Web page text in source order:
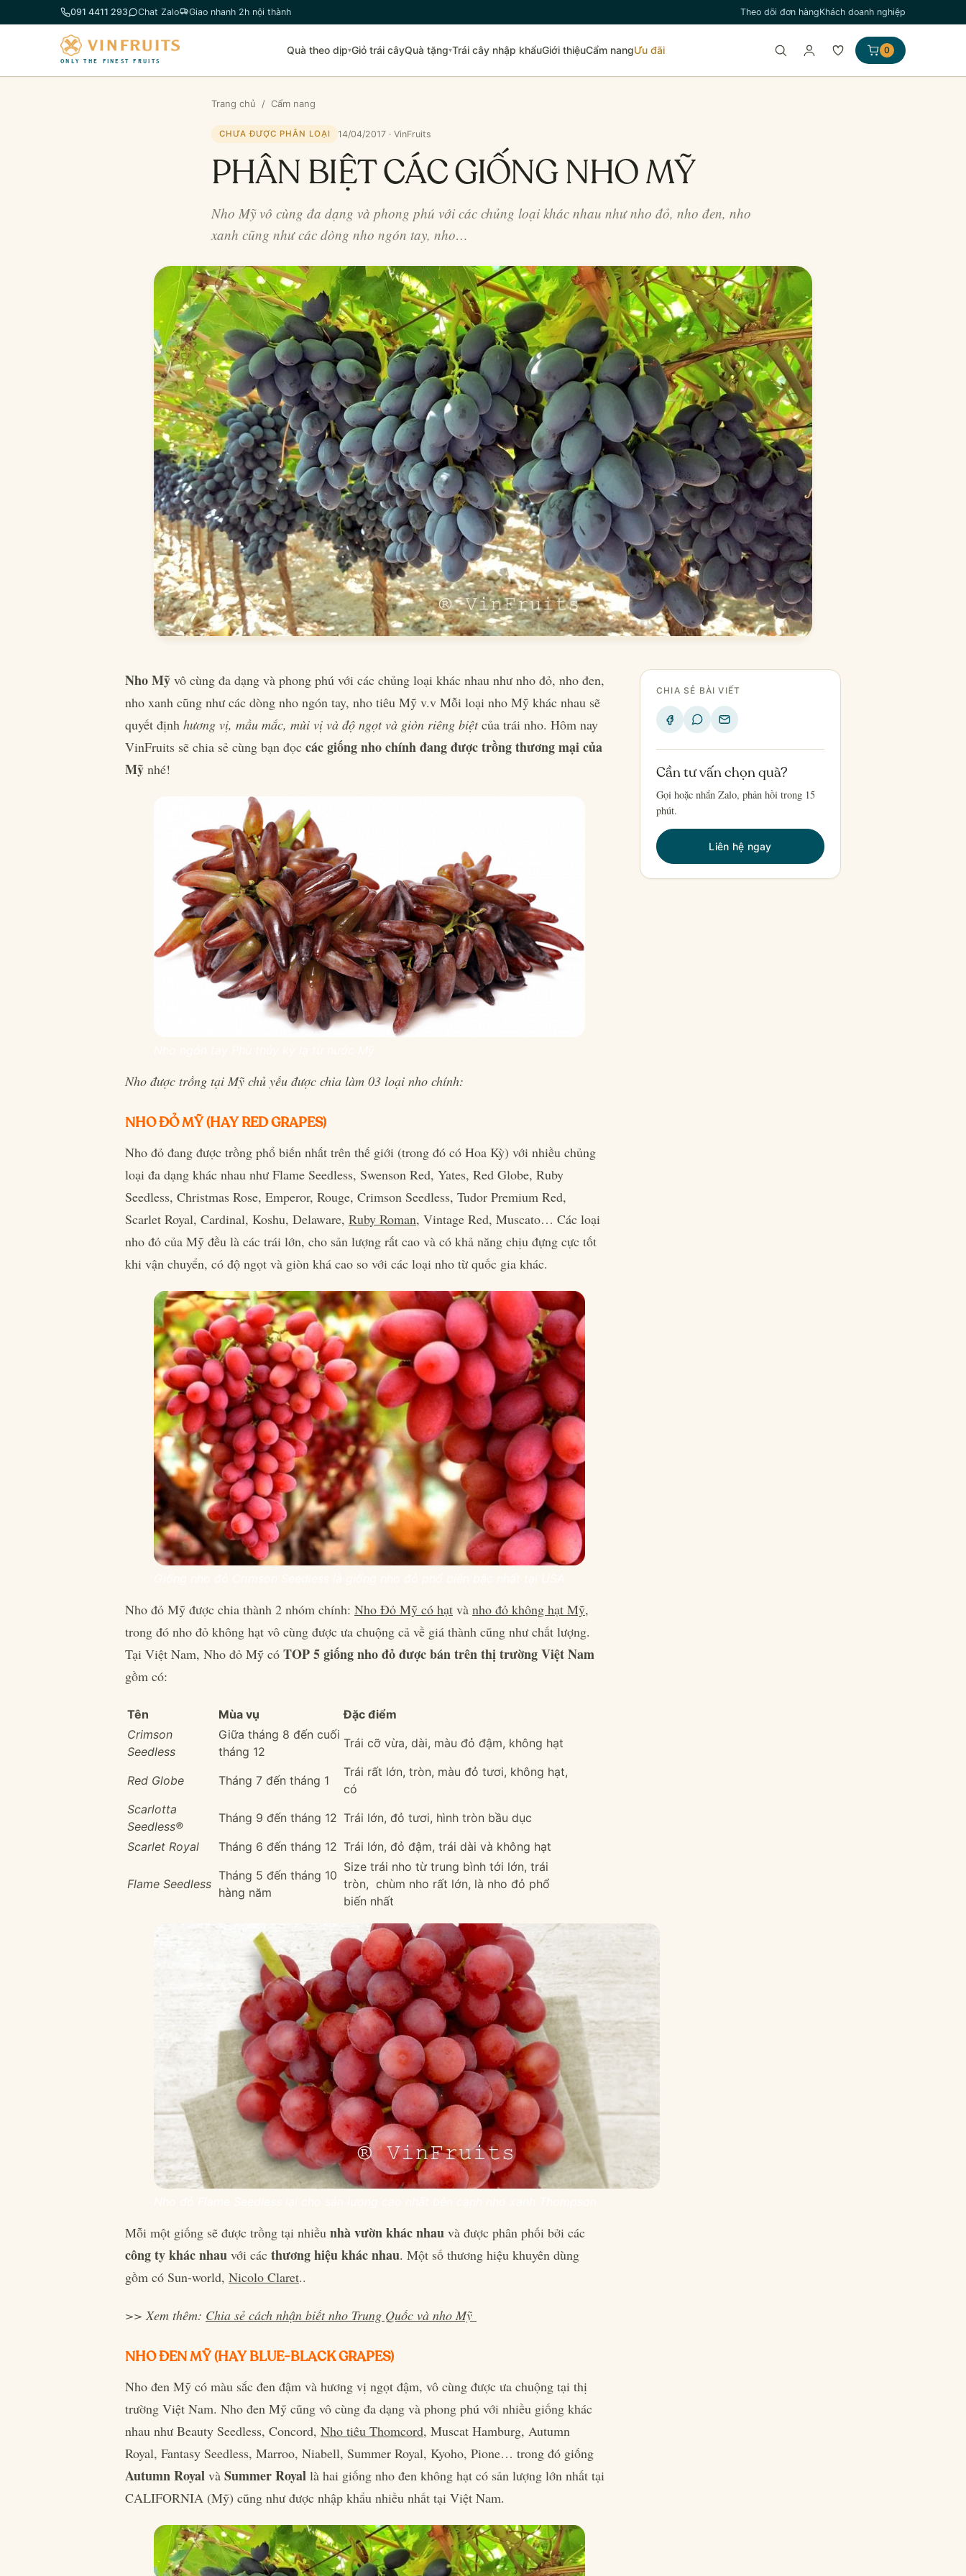
đến
dung
091 4411 293 Chat Zalo Giao nhanh 2h nội thành Theo dõi đơn hàngKhách doanh nghiệp
ONLY THE FINEST FRUITS
Quà theo dịp▾Giỏ trái câyQuà tặng▾Trái cây nhập khẩuGiới thiệuCẩm nangƯu đãi 0
Trang chủ / Cẩm nang
CHƯA ĐƯỢC PHÂN LOẠI 14/04/2017 · VinFruits
PHÂN BIỆT CÁC GIỐNG NHO MỸ
Nho Mỹ vô cùng đa dạng và phong phú với các chủng loại khác nhau như nho đỏ, nho đen, nho
xanh cũng như các dòng nho ngón tay, nho…
Nho Mỹ vô cùng đa dạng và phong phú với các chủng loại khác nhau như nho đỏ, nho đen,
nho xanh cũng như các dòng nho ngón tay, nho tiêu Mỹ v.v Mỗi loại nho Mỹ khác nhau sẽ
quyết định hương vị, mầu mắc, mùi vị và độ ngọt và giòn riêng biệtcủa trái nho. Hôm nay
VinFruits sẽ chia sẻ cùng bạn đọc các giống nho chính đang được trồng thương mại của
Mỹ nhé!
Nho được trồng tại Mỹ chủ yếu được chia làm 03 loại nho chính:
NHO ĐỎ MỸ (HAY RED GRAPES)
Nho đỏ đang được trồng phổ biến nhất trên thế giới (trong đó có Hoa Kỳ) với nhiều chủng
loại đa dạng khác nhau như Flame Seedless, Swenson Red, Yates, Red Globe, Ruby
Seedless, Christmas Rose, Emperor, Rouge, Crimson Seedless, Tudor Premium Red,
Scarlet Royal, Cardinal, Koshu, Delaware, Ruby Roman, Vintage Red, Muscato… Các loại
nho đỏ của Mỹ đều là các trái lớn, cho sản lượng rất cao và có khả năng chịu đựng cực tốt
khi vận chuyển, có độ ngọt và giòn khá cao so với các loại nho từ quốc gia khác.
Nho đỏ Mỹ được chia thành 2 nhóm chính: Nho Đỏ Mỹ có hạt và nho đỏ không hạt Mỹ,
trong đó nho đỏ không hạt vô cùng được ưa chuộng cả về giá thành cũng như chất lượng.
Tại Việt Nam, Nho đỏ Mỹ có TOP 5 giống nho đỏ được bán trên thị trường Việt Nam
gồm có:
Tên Mùa vụ
Đặc điểm
Crimson
Seedless
Giữa tháng 8 đến cuối
tháng 12
Trái cỡ vừa, dài, màu đỏ đậm, không hạt
Red Globe Tháng 7 đến tháng 1
Trái rất lớn, tròn, màu đỏ tươi, không hạt,
có
Scarlotta
Seedless®
Tháng 9 đến tháng 12 Trái lớn, đỏ tươi, hình tròn bầu dục
Scarlet Royal
Tháng 6 đến tháng 12 Trái lớn, đỏ đậm, trái dài và không hạt
Flame Seedless
Tháng 5 đến tháng 10
hàng năm
Size trái nho từ trung bình tới lớn, trái
tròn, chùm nho rất lớn, là nho đỏ phổ
biến nhất
Mỗi một giống sẽ được trồng tại nhiều nhà vườn khác nhau và được phân phối bởi các
công ty khác nhau với các thương hiệu khác nhau. Một số thương hiệu khuyên dùng
gồm có Sun-world, Nicolo Claret..
>> Xem thêm: Chia sẻ cách nhận biết nho Trung Quốc và nho Mỹ
NHO ĐEN MỸ (HAY BLUE-BLACK GRAPES)
Nho đen Mỹ có màu sắc đen đậm và hương vị ngọt đậm, vô cùng được ưa chuộng tại thị
trường Việt Nam. Nho đen Mỹ cũng vô cùng đa dạng và phong phú với nhiều giống khác
nhau như Beauty Seedless, Concord, Nho tiêu Thomcord, Muscat Hamburg, Autumn
Royal, Fantasy Seedless, Marroo, Niabell, Summer Royal, Kyoho, Pione… trong đó giống
Autumn Royal và Summer Royal là hai giống nho đen không hạt có sản lượng lớn nhất tại
CALIFORNIA (Mỹ) cũng như được nhập khẩu nhiều nhất tại Việt Nam.
CHIA SẺ BÀI VIẾT
Cần tư vấn chọn quà?
Gọi hoặc nhắn Zalo, phản hồi trong 15
phút.
Liên hệ ngay